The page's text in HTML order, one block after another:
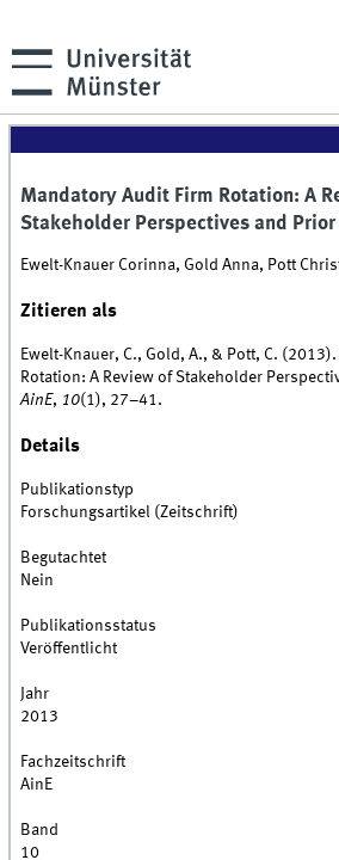
Mandatory Audit Firm Rotation: A
Stakeholder Perspectives and Prior
Ewelt-Knauer Corinna, Gold Anna, Pott
Zitieren als
Ewelt-Knauer, C., Gold, A., & Pott, C.
Rotation: A Review of Stakeholder
AinE, 10(1), 27–41.
Details
Publikationstyp
Forschungsartikel (Zeitschrift)
Begutachtet
Nein
Publikationsstatus
Veröffentlicht
Jahr
2013
Fachzeitschrift
AinE
Band
10